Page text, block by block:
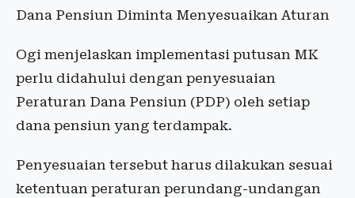
Dana Pensiun Diminta Menyesuaikan Aturan
Ogi menjelaskan implementasi putusan MK
perlu didahului dengan penyesuaian
Peraturan Dana Pensiun (PDP) oleh setiap
dana pensiun yang terdampak.
Penyesuaian tersebut harus dilakukan sesuai
ketentuan peraturan perundang-undangan